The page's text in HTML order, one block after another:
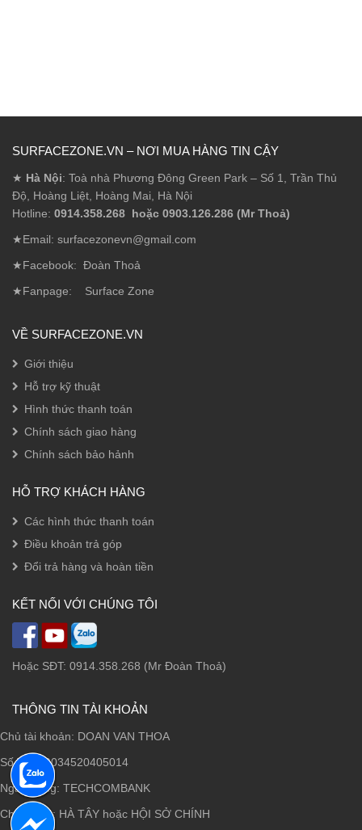
SURFACEZONE.VN – NƠI MUA HÀNG TIN CẬY
★ Hà Nội: Toà nhà Phương Đông Green Park – Số 1, Trần Thủ
Độ, Hoàng Liệt, Hoàng Mai, Hà Nội
Hotline: 0914.358.268 hoặc 0903.126.286 (Mr Thoả)
★Email: surfacezonevn@gmail.com
★Facebook: Đoàn Thoả
★Fanpage: Surface Zone
VỀ SURFACEZONE.VN
Giới thiệu
Hỗ trợ kỹ thuật
Hình thức thanh toán
Chính sách giao hàng
Chính sách bảo hảnh
HỖ TRỢ KHÁCH HÀNG
Các hình thức thanh toán
Điều khoản trả góp
Đổi trả hàng và hoàn tiền
KẾT NỐI VỚI CHÚNG TÔI
Hoặc SĐT: 0914.358.268 (Mr Đoàn Thoả)
THÔNG TIN TÀI KHOẢN
Chủ tài khoản: DOAN VAN THOA
Số TK: 19034520405014
Ngân hàng: TECHCOMBANK
Chi nhánh: HÀ TÂY hoặc HỘI SỞ CHÍNH